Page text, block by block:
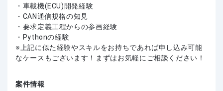
・車載機(ECU)開発経験
・CAN通信規格の知見
・要求定義工程からの参画経験
・Pythonの経験
上記に似た経験やスキルをお持ちであれば申し込み可能
なケースもございます！まずはお気軽にご相談ください！
案件情報